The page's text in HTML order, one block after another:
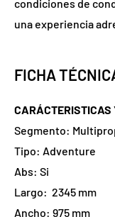
condiciones de
una experiencia
FICHA
CARÁCTERISTICAS
Segmento:
Tipo: Adventure
Abs: Si
Largo: 2345 mm
Ancho: 975 mm